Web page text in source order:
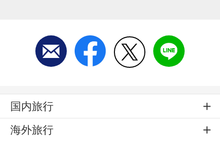
国内旅行
海外旅行